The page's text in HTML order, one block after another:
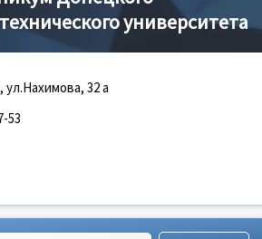
университета
ул.Нахимова, 32 а
53